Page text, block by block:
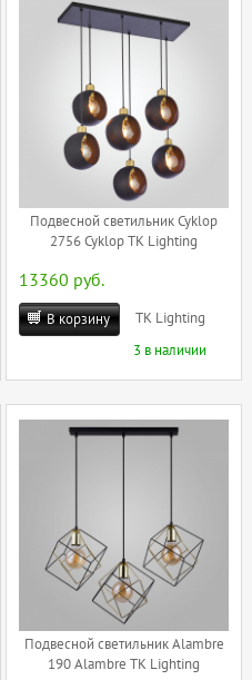
Подвесной светильник Cyklop
2756 Cyklop TK Lighting
13360 руб.
В корзину
TK Lighting
3 в наличии
Подвесной светильник Alambre
190 Alambre TK Lighting